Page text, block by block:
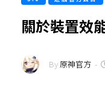
關於裝置效
By 原神官方 -